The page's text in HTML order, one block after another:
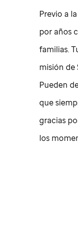
Previo a
por años
familias.
misión de
Pueden
que
gracias
los